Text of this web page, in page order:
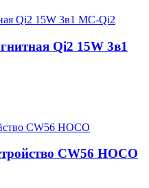
Qi2 15W 3в1
CW56 HOCO